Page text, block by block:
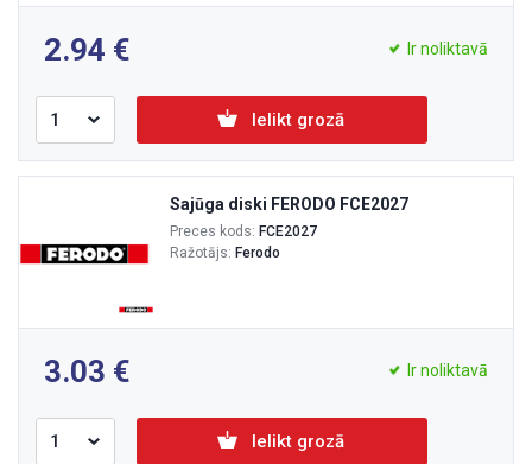
2.94 Ir noliktavā
Ielikt grozā
Sajūga diski FERODO FCE2027
Preces kods: FCE2027
Ražotājs: Ferodo
3.03 Ir noliktavā
Ielikt grozā